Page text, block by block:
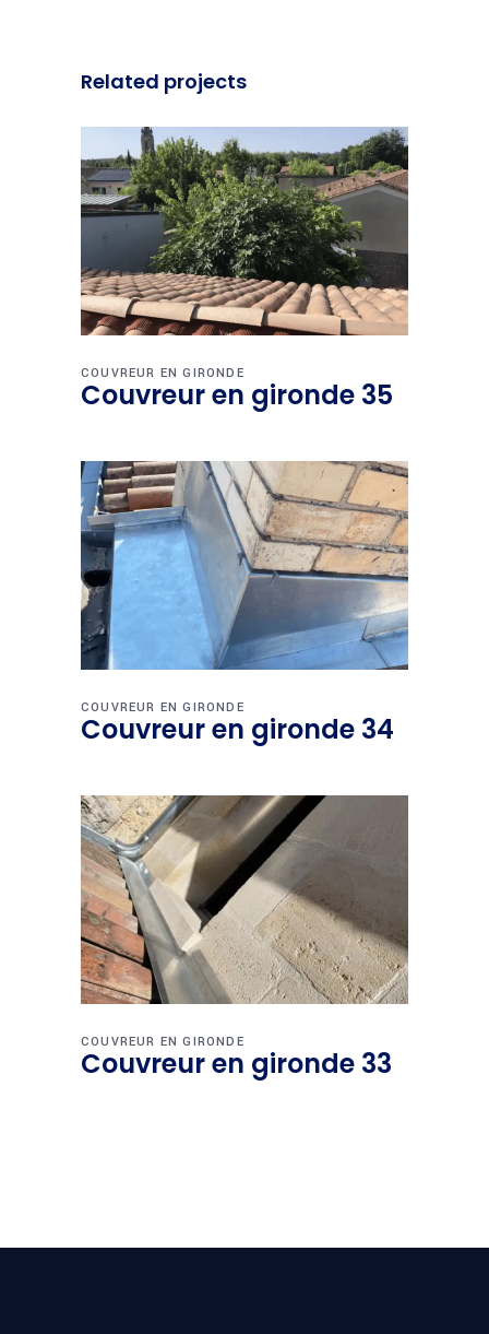
Related projects
COUVREUR EN GIRONDE
Couvreur en gironde 35
COUVREUR EN GIRONDE
Couvreur en gironde 34
COUVREUR EN GIRONDE
Couvreur en gironde 33